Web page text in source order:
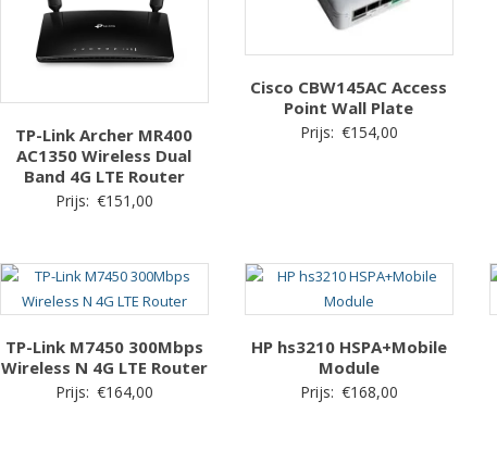
TP-Link Archer MR400
AC1350 Wireless Dual
Band 4G LTE Router
Prijs: €151,00
Cisco CBW145AC Access
Point Wall Plate
Prijs: €154,00
TP-Link M7450 300Mbps
Wireless N 4G LTE Router
Prijs: €164,00
HP hs3210 HSPA+Mobile
Module
Prijs: €168,00